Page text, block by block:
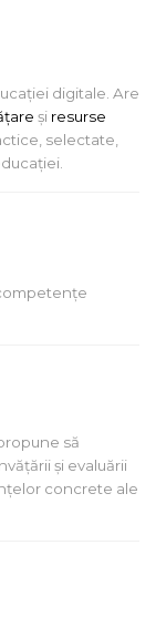
digitale. Are
și resurse
selectate,
să
şi evaluării
concrete ale